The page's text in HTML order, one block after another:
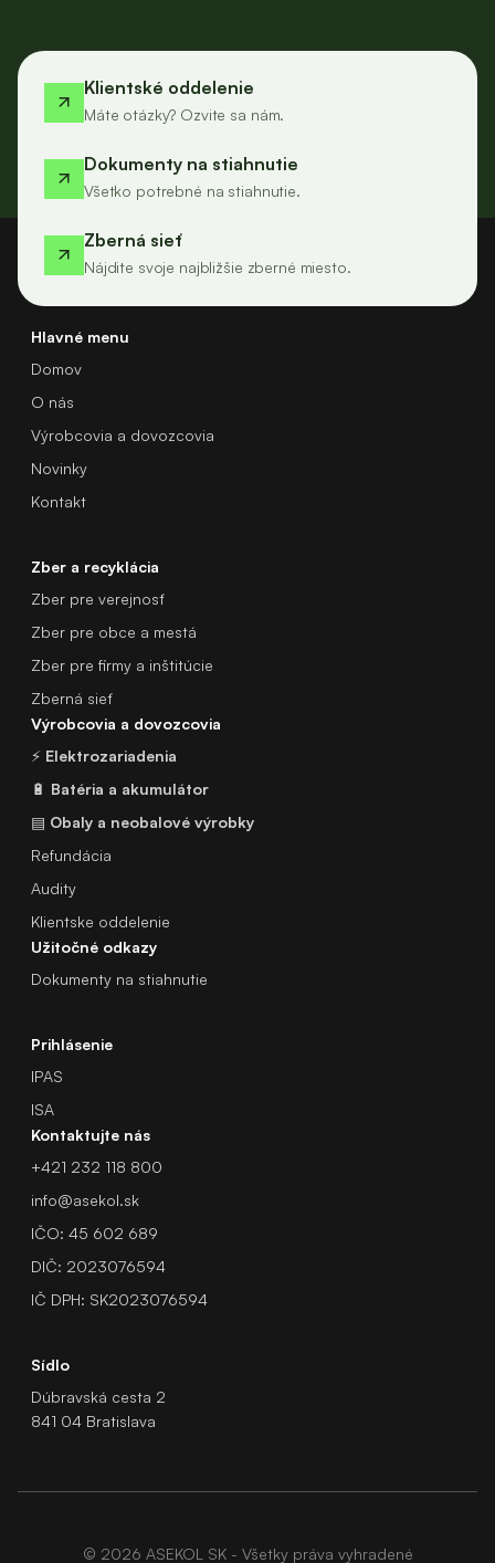
Klientské oddelenie
Máte otázky? Ozvite sa nám.
Dokumenty na stiahnutie
Všetko potrebné na stiahnutie.
Zberná sieť
Nájdite svoje najbližšie zberné miesto.
Hlavné menu
Domov
O nás
Výrobcovia a dovozcovia
Novinky
Kontakt
Zber a recyklácia
Zber pre verejnosť
Zber pre obce a mestá
Zber pre firmy a inštitúcie
Zberná sieť
Výrobcovia a dovozcovia
⚡ Elektrozariadenia
🔋 Batéria a akumulátor
▤ Obaly a neobalové výrobky
Refundácia
Audity
Klientske oddelenie
Užitočné odkazy
Dokumenty na stiahnutie
Prihlásenie
IPAS
ISA
Kontaktujte nás
+421 232 118 800
info@asekol.sk
IČO: 45 602 689
DIČ: 2023076594
IČ DPH: SK2023076594
Sídlo
Dúbravská cesta 2
841 04 Bratislava
© 2026 ASEKOL SK - Všetky práva vyhradené